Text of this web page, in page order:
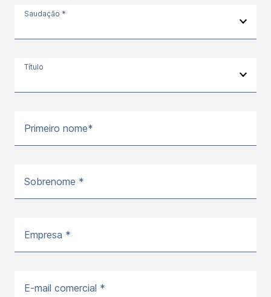
Saudação *
Título
Primeiro nome*
Sobrenome *
Empresa *
E-mail comercial *